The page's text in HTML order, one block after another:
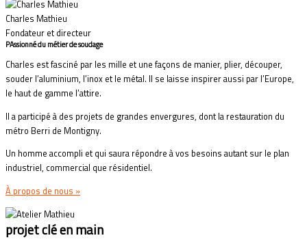
Charles Mathieu
Fondateur et directeur
PAssionné du métier de soudage
Charles est fasciné par les mille et une façons de manier, plier, découper,
souder l’aluminium, l’inox et le métal. Il se laisse inspirer aussi par l’Europe,
le haut de gamme l’attire.
Il a participé à des projets de grandes envergures, dont la restauration du
métro Berri de Montigny.
Un homme accompli et qui saura répondre à vos besoins autant sur le plan
industriel, commercial que résidentiel.
À propos de nous »
projet clé en main